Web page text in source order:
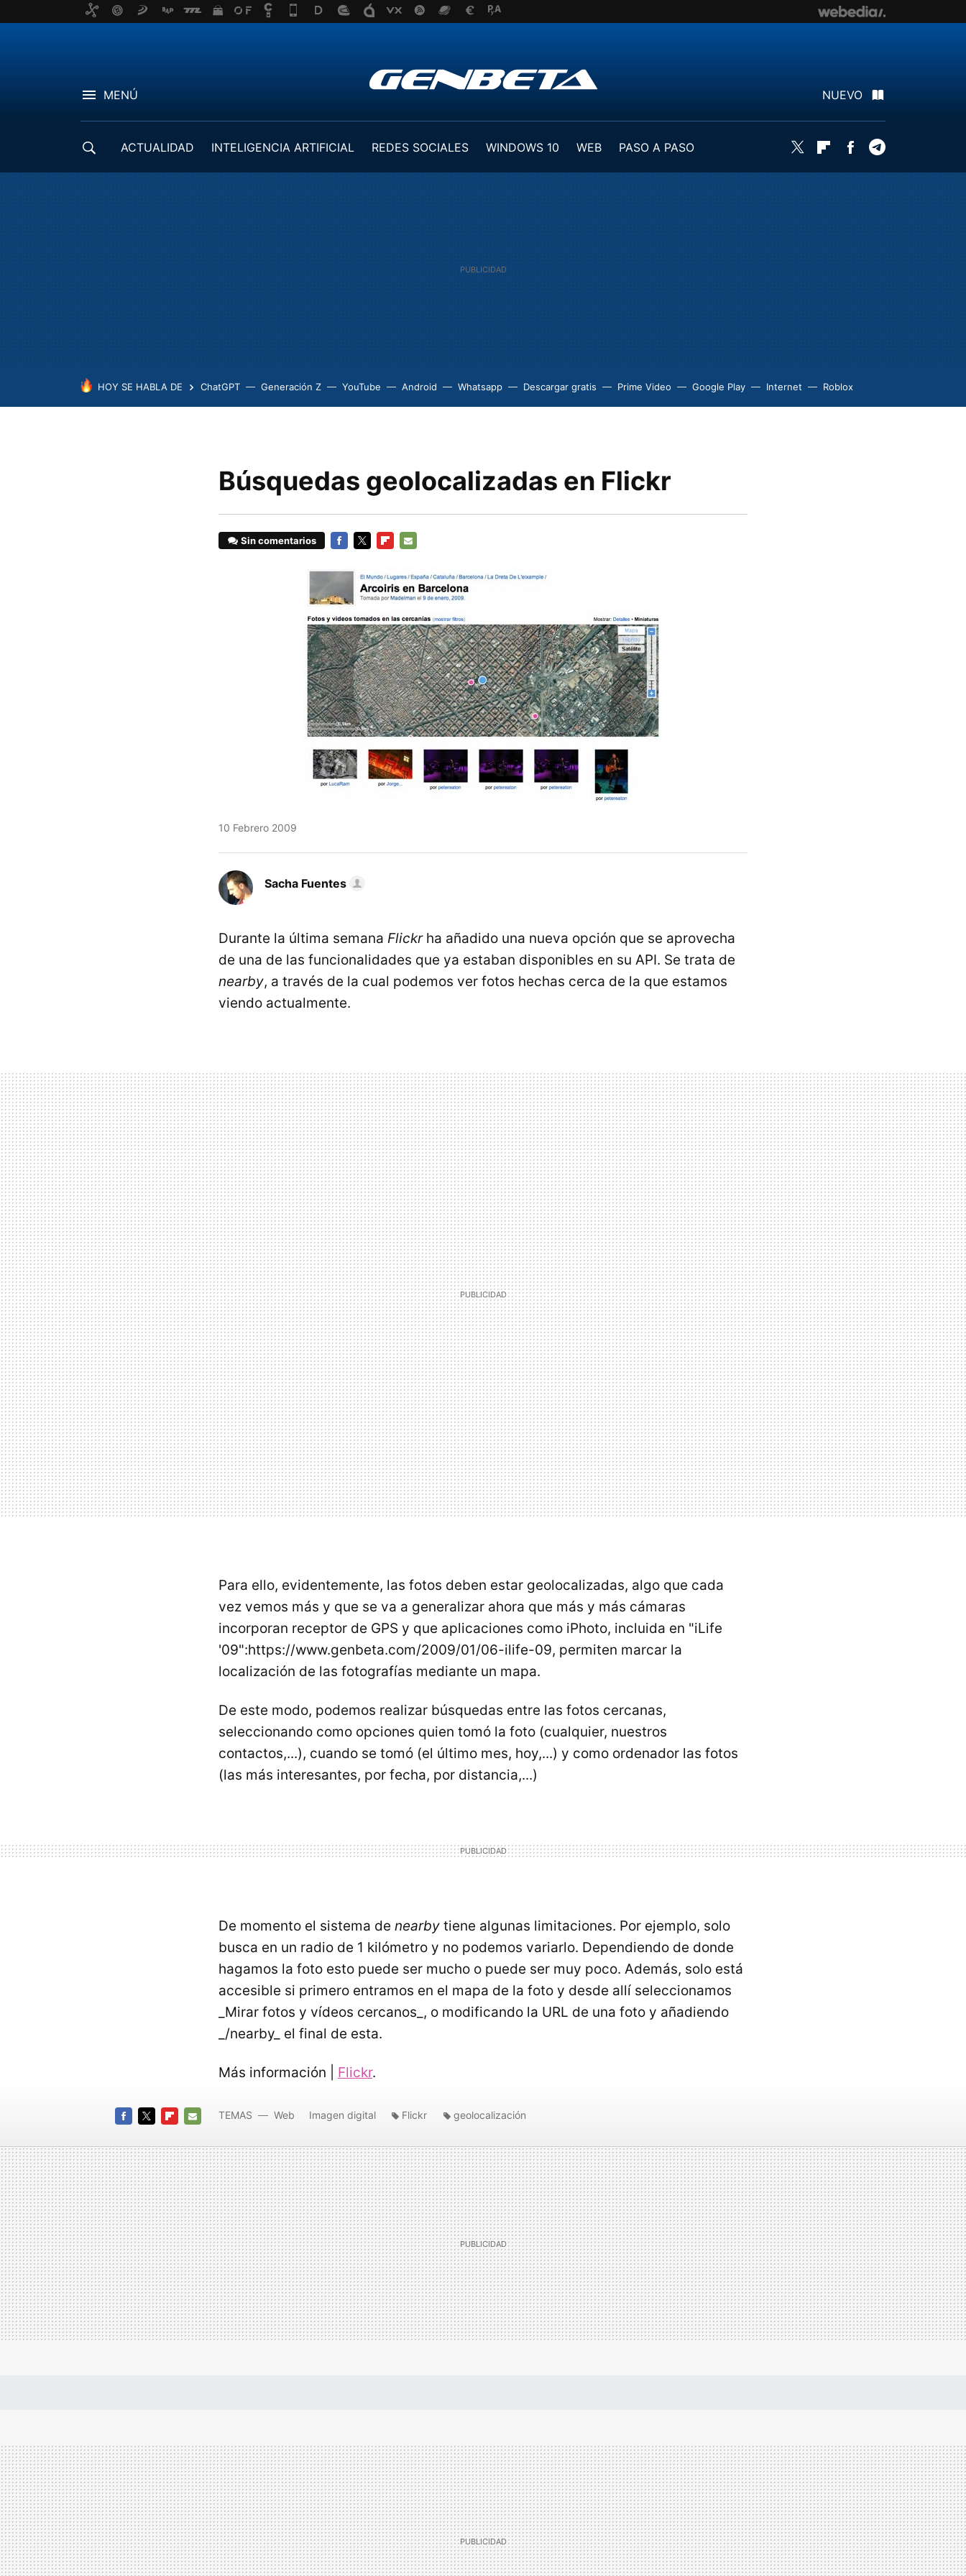
MENÚ NUEVO
ACTUALIDAD INTELIGENCIA ARTIFICIAL REDES SOCIALES WINDOWS 10 WEB
PASO A PASO
Twitter FlipboardFacebook
HOY SE HABLA DE ChatGPT Generación Z YouTube Android Whatsapp Descargar gratis Prime Video Google Play Internet Roblox
Búsquedas geolocalizadas en Flickr
Sin comentarios
MAIL
10 Febrero 2009
Sacha Fuentes
Durante la última semana Flickrha añadido una nueva opción que se aprovecha
de una de las funcionalidades que ya estaban disponibles en su API. Se trata de
nearby, a través de la cual podemos ver fotos hechas cerca de la que estamos
viendo actualmente.
Para ello, evidentemente, las fotos deben estar geolocalizadas, algo que cada
vez vemos más y que se va a generalizar ahora que más y más cámaras
incorporan receptor de GPS y que aplicaciones como iPhoto, incluida en "iLife
'09":https://www.genbeta.com/2009/01/06-ilife-09, permiten marcar la
localización de las fotografías mediante un mapa.
De este modo, podemos realizar búsquedas entre las fotos cercanas,
seleccionando como opciones quien tomó la foto (cualquier, nuestros
contactos,...), cuando se tomó (el último mes, hoy,...) y como ordenador las fotos
(las más interesantes, por fecha, por distancia,...)
De momento el sistema de nearby tiene algunas limitaciones. Por ejemplo, solo
busca en un radio de 1 kilómetro y no podemos variarlo. Dependiendo de donde
hagamos la foto esto puede ser mucho o puede ser muy poco. Además, solo está
accesible si primero entramos en el mapa de la foto y desde allí seleccionamos
_Mirar fotos y vídeos cercanos_, o modificando la URL de una foto y añadiendo
_/nearby_ el final de esta.
Más información | Flickr.
MAIL
TEMAS Web Imagen digital Flickr geolocalización